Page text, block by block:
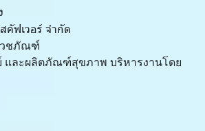
คัฟเวอร์ จำกัด
วชภัณฑ์
และผลิตภัณฑ์สุขภาพ บริหารงานโดย